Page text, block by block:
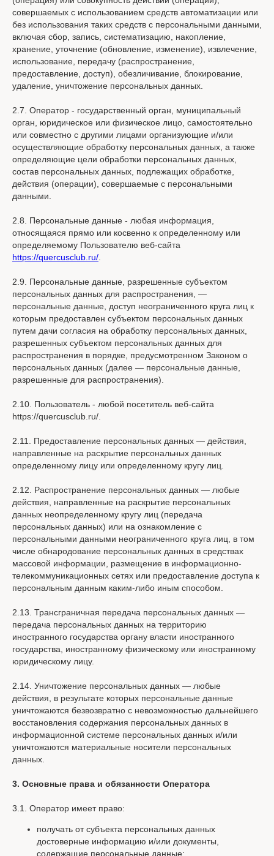
совершаемых с использованием средств автоматизации или
без использования таких средств с персональными данными,
включая сбор, запись, систематизацию, накопление,
хранение, уточнение (обновление, изменение), извлечение,
использование, передачу (распространение,
предоставление, доступ), обезличивание, блокирование,
удаление, уничтожение персональных данных.
2.7. Оператор - государственный орган, муниципальный
орган, юридическое или физическое лицо, самостоятельно
или совместно с другими лицами организующие и/или
осуществляющие обработку персональных данных, а также
определяющие цели обработки персональных данных,
состав персональных данных, подлежащих обработке,
действия (операции), совершаемые с персональными
данными.
2.8. Персональные данные - любая информация,
относящаяся прямо или косвенно к определенному или
определяемому Пользователю веб-сайта
https://quercusclub.ru/
2.9. Персональные данные, разрешенные субъектом
персональных данных для распространения, —
персональные данные, доступ неограниченного круга лиц к
которым предоставлен субъектом персональных данных
путем дачи согласия на обработку персональных данных,
разрешенных субъектом персональных данных для
распространения в порядке, предусмотренном Законом о
персональных данных (далее — персональные данные,
разрешенные для распространения).
2.10. Пользователь - любой посетитель веб-сайта
https://quercusclub.ru/.
2.11. Предоставление персональных данных — действия,
направленные на раскрытие персональных данных
определенному лицу или определенному кругу лиц.
2.12. Распространение персональных данных — любые
действия, направленные на раскрытие персональных
данных неопределенному кругу лиц (передача
персональных данных) или на ознакомление с
персональными данными неограниченного круга лиц, в том
числе обнародование персональных данных в средствах
массовой информации, размещение в информационно-
телекоммуникационных сетях или предоставление доступа к
персональным данным каким-либо иным способом.
2.13. Трансграничная передача персональных данных —
передача персональных данных на территорию
иностранного государства органу власти иностранного
государства, иностранному физическому или иностранному
юридическому лицу.
2.14. Уничтожение персональных данных — любые
действия, в результате которых персональные данные
уничтожаются безвозвратно с невозможностью дальнейшего
восстановления содержания персональных данных в
информационной системе персональных данных и/или
уничтожаются материальные носители персональных
данных.
3. Основные права и обязанности Оператора
3.1. Оператор имеет право:
получать от субъекта персональных данных
достоверные информацию и/или документы,
содержащие персональные данные;